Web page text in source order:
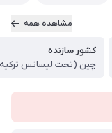
مشاهده همه
کشور سازنده
چین (تحت لیسانس